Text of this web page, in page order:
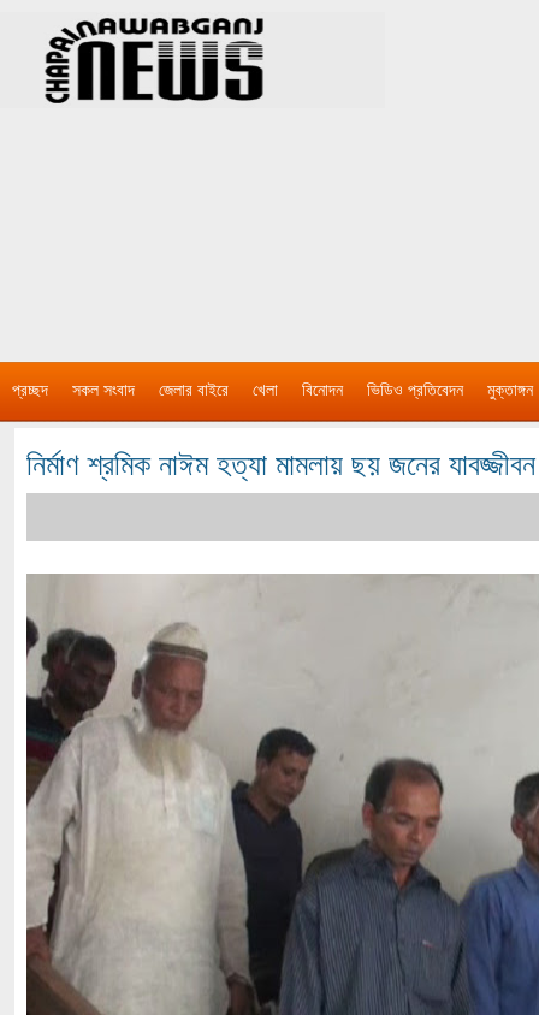
প্রচ্ছদ সকল সংবাদ জেলার বাইরে খেলা বিনোদন ভিডিও প্রতিবেদন মুক্তাঙ্গন
নির্মাণ শ্রমিক নাঈম হত্যা মামলায় ছয় জনের যাবজ্জীবন